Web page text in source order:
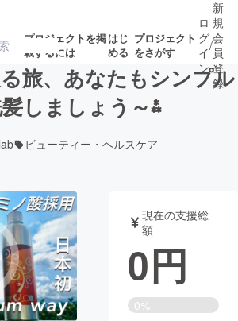
プロジェクトを掲
載するには
はじ
める
プロジェクト
をさがす
ェクト
ロジェクト
写真 音楽
ジー・ガジェット ゲーム・サ
画 書籍・雑誌
ロ
グ
イ
ン
/
新
規
会
員
登
録
旅、あなたもシンプル
しましょう～⁂
ビューティー・ヘルスケア
現在の支援総
額
0円
0%